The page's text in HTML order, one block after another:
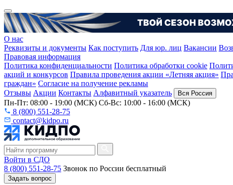
О нас
Реквизиты и документы Как поступить Для юр. лиц Вакансии
Правовая информация
Политика конфиденциальности Политика обработки cookie
акций и конкурсов Правила проведения акции «Летняя акция»
граждан» Согласие на получение рекламы
Отзывы Акции Контакты Алфавитный указатель Вся Россия
Пн-Пт: 08:00 - 19:00 (МСК) Сб-Вс: 10:00 - 16:00 (МСК)
8 (800) 551-28-75
contact@kidpo.ru
Войти в СДО
8 (800) 551-28-75 Звонок по России бесплатный
Задать вопрос